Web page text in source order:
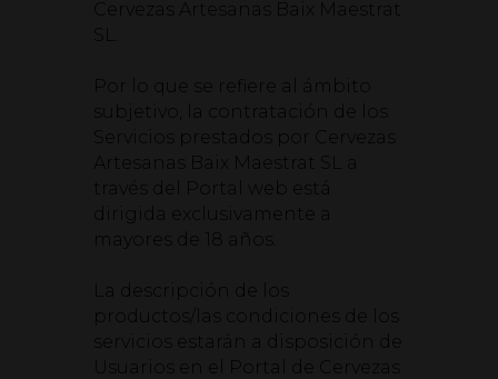
Cervezas Artesanas Baix Maestrat
Por lo que se refiere al ámbito
subjetivo, la contratación de los
Servicios prestados por Cervezas
Artesanas Baix Maestrat SL a
través del Portal web está
dirigida exclusivamente a
mayores de 18 años.
La descripción de los
productos/las condiciones de los
servicios estarán a disposición de
Usuarios en el Portal de Cervezas